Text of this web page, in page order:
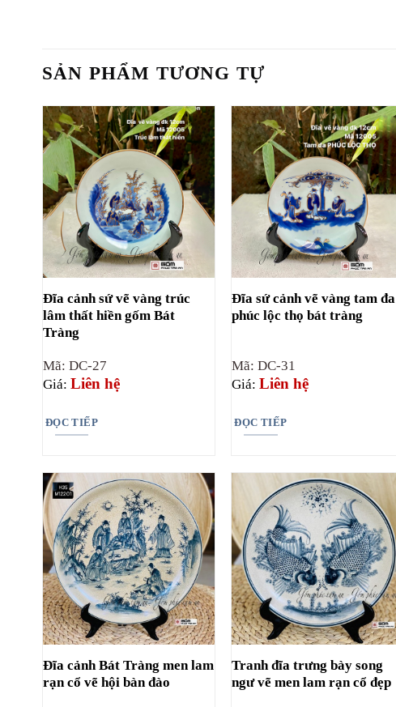
SẢN PHẨM TƯƠNG TỰ
Đĩa cảnh sứ vẽ vàng trúc
lâm thất hiền gốm Bát
Tràng
Mã: DC-27
Giá: Liên hệ
ĐỌC TIẾP
Đĩa sứ cảnh vẽ vàng tam đa
phúc lộc thọ bát tràng
Mã: DC-31
Giá:Liên hệ
ĐỌC TIẾP
Đĩa cảnh Bát Tràng men lam
rạn cổ vẽ hội bàn đào
Tranh đĩa trưng bày song
ngư vẽ men lam rạn cổ đẹp